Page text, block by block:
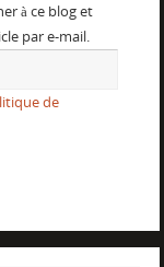
à ce blog et
par e-mail.
de